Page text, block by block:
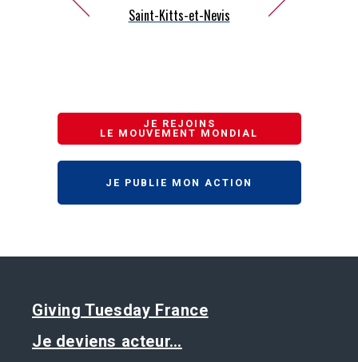
Saint-Kitts-et-Nevis
Saint-Vincent-et-
JE REJOINS
LE MOUVEMENT MONDIAL
JE PUBLIE MON ACTION
Giving Tuesday France
Je deviens acteur…